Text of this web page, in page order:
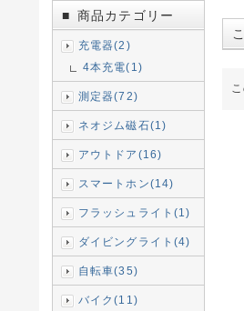
■ 商品カテゴリー
充電器(2)
4本充電(1)
測定器(72)
ネオジム磁石(1)
アウトドア(16)
スマートホン(14)
フラッシュライト(1)
ダイビングライト(4)
自転車(35)
バイク(11)